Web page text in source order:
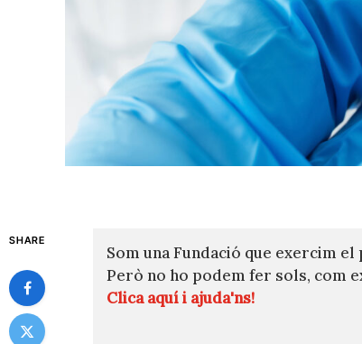
SHARE
Som una Fundació que exercim
Però no ho podem fer sols, com
Clica aquí i ajuda'ns!